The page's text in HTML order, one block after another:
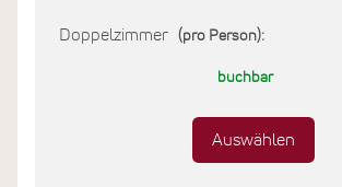
Doppelzimmer (pro Person):
buchbar
Auswählen